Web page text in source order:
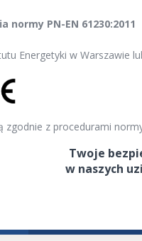
normy PN-EN 61230:2011
Energetyki w Warszawie
z procedurami
Twoje
w naszych